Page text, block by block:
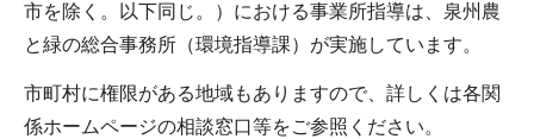
市を除く。以下同じ。）における事業所指導は、泉州農
と緑の総合事務所（環境指導課）が実施しています。
市町村に権限がある地域もありますので、詳しくは各関
係ホームページの相談窓口等をご参照ください。